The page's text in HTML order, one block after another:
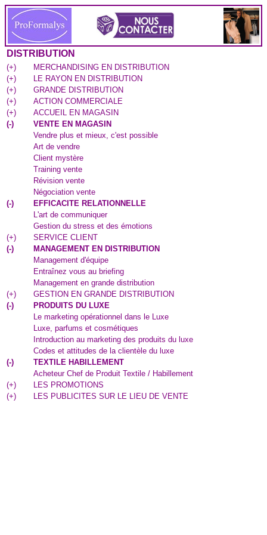
DISTRIBUTION
(+)
MERCHANDISING EN DISTRIBUTION
(+)
LE RAYON EN DISTRIBUTION
(+)
GRANDE DISTRIBUTION
(+)
ACTION COMMERCIALE
(+)
ACCUEIL EN MAGASIN
(-)
VENTE EN MAGASIN
Vendre plus et mieux, c'est possible
Art de vendre
Client mystère
Training vente
Révision vente
Négociation vente
(-)
EFFICACITE RELATIONNELLE
L'art de communiquer
Gestion du stress et des émotions
(+)
SERVICE CLIENT
(-)
MANAGEMENT EN DISTRIBUTION
Management d'équipe
Entraînez vous au briefing
Management en grande distribution
(+)
GESTION EN GRANDE DISTRIBUTION
(-)
PRODUITS DU LUXE
Le marketing opérationnel dans le Luxe
Luxe, parfums et cosmétiques
Introduction au marketing des produits du luxe
Codes et attitudes de la clientèle du luxe
(-)
TEXTILE HABILLEMENT
Acheteur Chef de Produit Textile / Habillement
(+)
LES PROMOTIONS
(+) LES PUBLICITES SUR LE LIEU DE VENTE